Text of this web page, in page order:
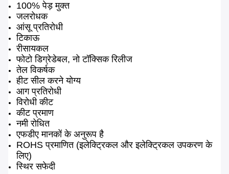
100% पेड़ मुक्त
जलरोधक
आंसू प्रतिरोधी
टिकाऊ
रीसायकल
फोटो डिग्रेडेबल, नो टॉक्सिक रिलीज
तेल विकर्षक
हीट सील करने योग्य
आग प्रतिरोधी
विरोधी कीट
कीट प्रमाण
नमी रोधित
एफडीए मानकों के अनुरूप है
ROHS प्रमाणित (इलेक्ट्रिकल और इलेक्ट्रिकल उपकरण के
लिए)
स्थिर सफेदी